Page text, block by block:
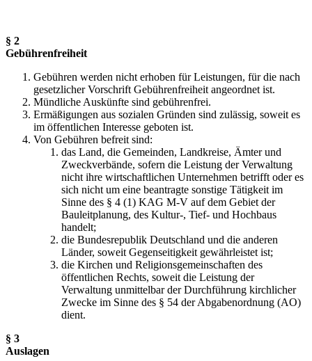
§ 2
Gebührenfreiheit
Gebühren werden nicht erhoben für Leistungen, für die nach
gesetzlicher Vorschrift Gebührenfreiheit angeordnet ist.
Mündliche Auskünfte sind gebührenfrei.
Ermäßigungen aus sozialen Gründen sind zulässig, soweit es
im öffentlichen Interesse geboten ist.
Von Gebühren befreit sind:
das Land, die Gemeinden, Landkreise, Ämter und
Zweckverbände, sofern die Leistung der Verwaltung
nicht ihre wirtschaftlichen Unternehmen betrifft oder es
sich nicht um eine beantragte sonstige Tätigkeit im
Sinne des § 4 (1) KAG M-V auf dem Gebiet der
Bauleitplanung, des Kultur-, Tief- und Hochbaus
handelt;
die Bundesrepublik Deutschland und die anderen
Länder, soweit Gegenseitigkeit gewährleistet ist;
die Kirchen und Religionsgemeinschaften des
öffentlichen Rechts, soweit die Leistung der
Verwaltung unmittelbar der Durchführung kirchlicher
Zwecke im Sinne des § 54 der Abgabenordnung (AO)
dient.
§ 3
Auslagen